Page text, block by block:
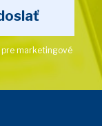
pre marketingové